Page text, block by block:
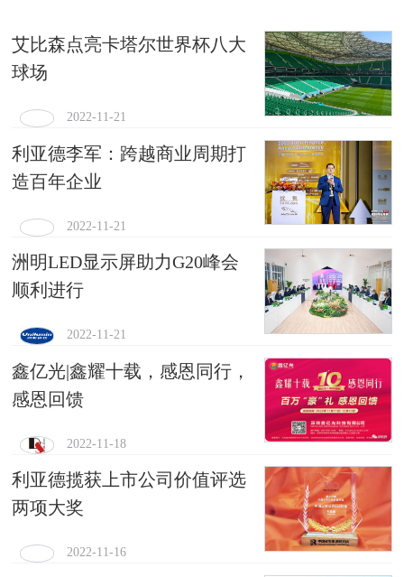
艾比森点亮卡塔尔世界杯八大
球场
2022-11-21
利亚德李军：跨越商业周期打
造百年企业
2022-11-21
洲明LED显示屏助力G20峰会
顺利进行
2022-11-21
鑫亿光|鑫耀十载，感恩同行，
感恩回馈
2022-11-18
利亚德揽获上市公司价值评选
两项大奖
2022-11-16